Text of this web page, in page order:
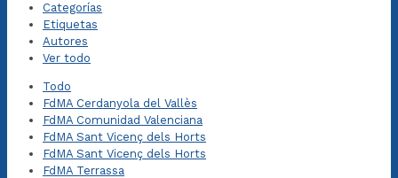
Categorías
Etiquetas
Autores
Ver todo
Todo
FdMA Cerdanyola del Vallès
FdMA Comunidad Valenciana
FdMA Sant Vicenç dels Horts
FdMA Sant Vicenç dels Horts
FdMA Terrassa